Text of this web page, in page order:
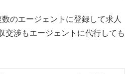
のエージェントに登録して求人
交渉もエージェントに代行しても